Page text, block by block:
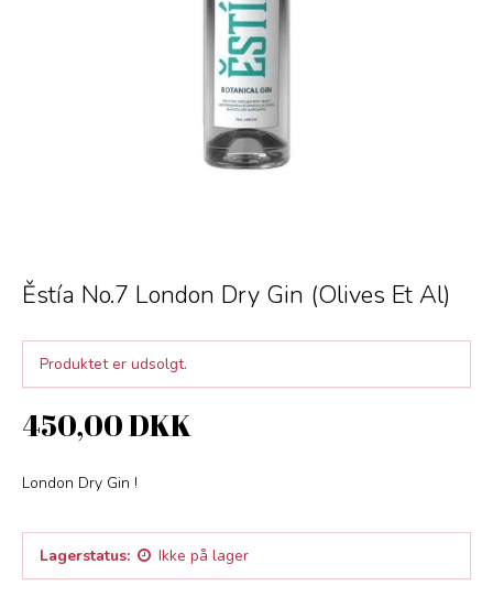
Ěstía No.7 London Dry Gin (Olives Et Al)
Produktet er udsolgt.
450,00 DKK
London Dry Gin !
Lagerstatus: Ikke på lager